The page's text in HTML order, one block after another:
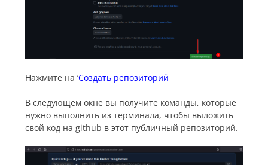
Нажмите на ‘Создать репозиторий
В следующем окне вы получите команды, которые
нужно выполнить из терминала, чтобы выложить
свой код на github в этот публичный репозиторий.